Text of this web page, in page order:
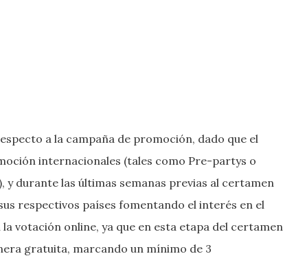
a la campaña de promoción, dado que el
internacionales (tales como Pre-partys o
durante las últimas semanas previas al certamen
respectivos países fomentando el interés en el
votación online, ya que en esta etapa del certamen
gratuita, marcando un mínimo de 3